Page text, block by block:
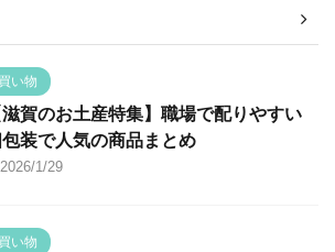
買い物
滋賀のお土産特集】職場で配りやすい
装で人気の商品まとめ
2026/1/29
買い物